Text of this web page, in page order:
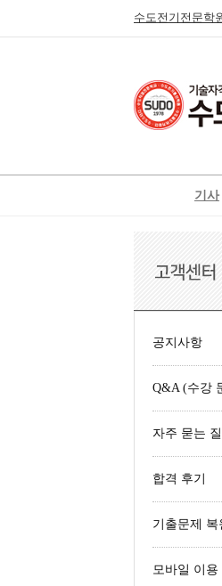
수도전기전문학
기사
정보통신
신재생에너지
일반기계
가스
철도신호
공지사항
Q&A (수강
자주 묻는
합격 후기
기출문제 복
모바일 이용